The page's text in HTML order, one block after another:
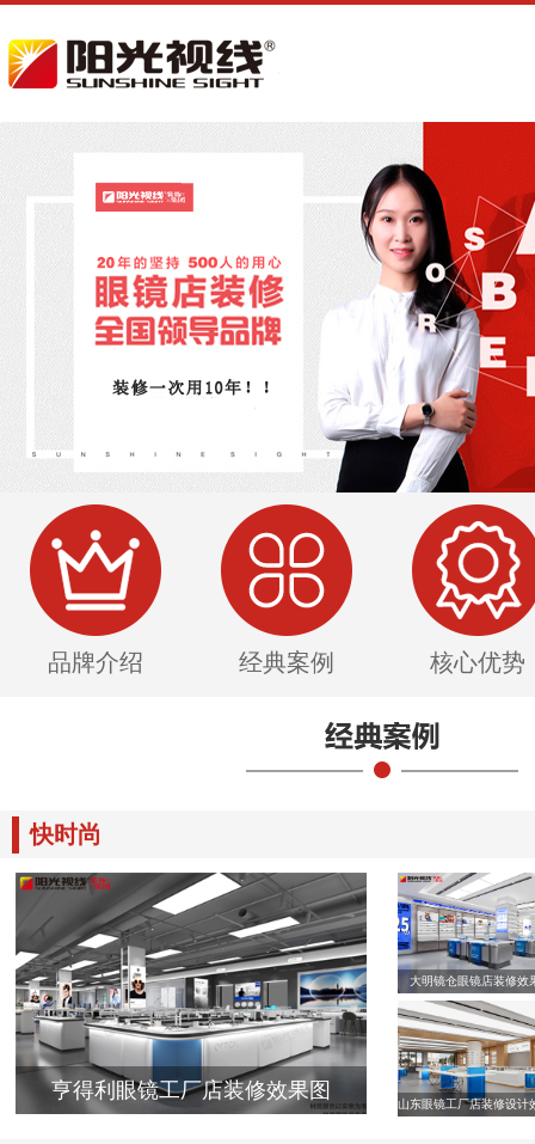
品牌介绍 经典案例 核心优势
快时尚
亨得利眼镜工厂店装修效果图
大明镜仓眼镜店装修效
山东眼镜工厂店装修设计